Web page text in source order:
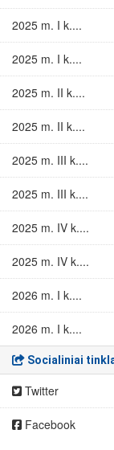
2025 m. I k....
2025 m. I k....
2025 m. II k....
2025 m. II k....
2025 m. III k....
2025 m. III k....
2025 m. IV k....
2025 m. IV k....
2026 m. I k....
2026 m. I k....
Socialiniai
Twitter
Facebook